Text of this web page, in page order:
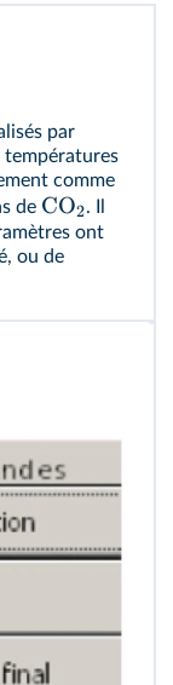
par
températures
comme
de CO2. Il
ont
ou de